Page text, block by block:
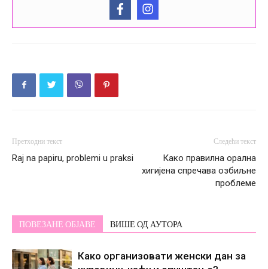
Претходни текст
Raj na papiru, problemi u praksi
Следећи текст
Како правилна орална
хигијена спречава озбиљне
проблеме
ПОВЕЗАНЕ ОБЈАВЕ ВИШЕ ОД АУТОРА
Како организовати женски дан за